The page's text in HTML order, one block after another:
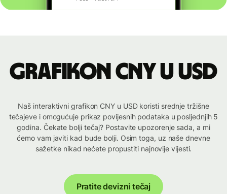
Grafikon CNY u USD
Naš interaktivni grafikon CNY u USD koristi srednje tržišne
tečajeve i omogućuje prikaz povijesnih podataka u posljednjih 5
godina. Čekate bolji tečaj? Postavite upozorenje sada, a mi
ćemo vam javiti kad bude bolji. Osim toga, uz naše dnevne
sažetke nikad nećete propustiti najnovije vijesti.
Pratite devizni tečaj